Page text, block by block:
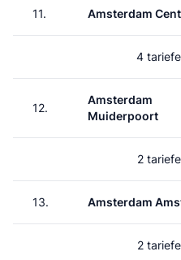
11. Amsterdam
4
12.
Amsterdam
Muiderpoort
2
13. Amsterdam
2